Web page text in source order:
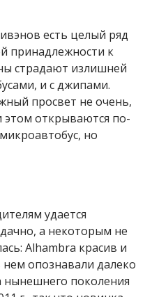
есть целый ряд
принадлежности к
страдают излишней
и с джипами.
просвет не очень,
этом открываются по-
но
удается
а некоторым не
Alhambra красив и
нем опознавали далеко
нынешнего поколения